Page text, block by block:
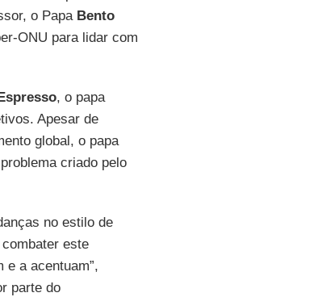
o Papa Bento
ONU para lidar com
, o papa
Apesar de
global, o papa
criado pelo
no estilo de
este
e a acentuam”,
parte do